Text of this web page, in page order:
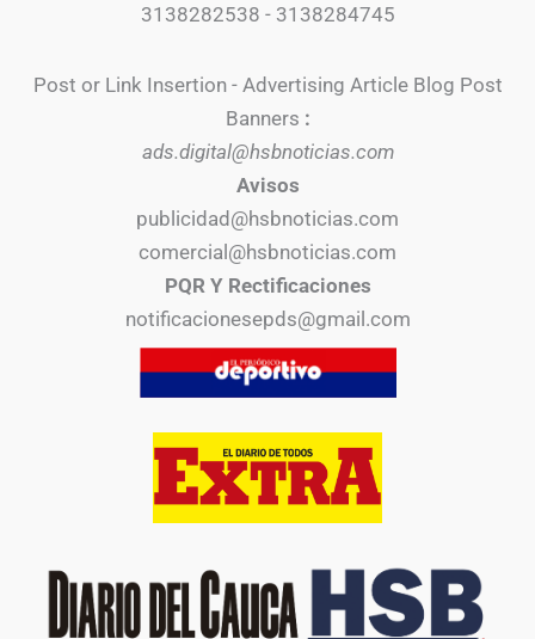
3138282538 - 3138284745
Post or Link Insertion - Advertising Article Blog Post
Banners :
ads.digital@hsbnoticias.com
Avisos
publicidad@hsbnoticias.com
comercial@hsbnoticias.com
PQR Y Rectificaciones
notificacionesepds@gmail.com